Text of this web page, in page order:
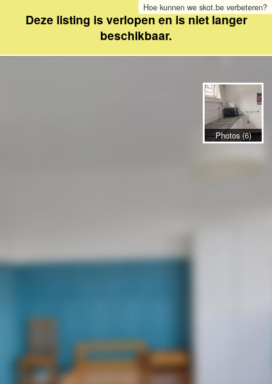
Hoe kunnen we skot.be verbeteren?
Deze listing is verlopen en is niet langer
beschikbaar.